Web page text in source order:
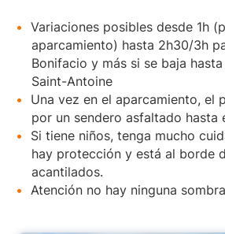
Variaciones posibles desde 1h
aparcamiento) hasta 2h30/3h
Bonifacio y más si se baja
Saint-Antoine
Una vez en el aparcamiento, el
por un sendero asfaltado hasta
Si tiene niños, tenga mucho
hay protección y está al borde
acantilados.
Atención no hay ninguna sombra